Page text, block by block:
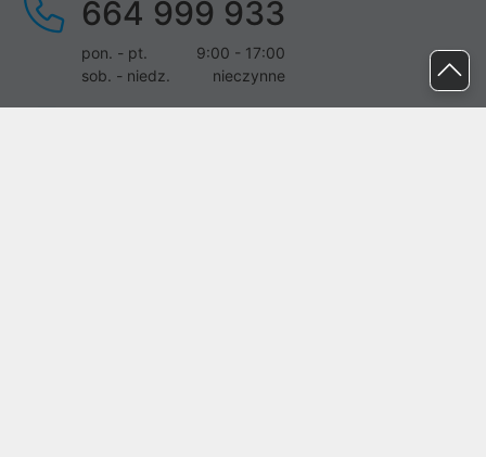
664 999 933
pon. - pt.
9:00 - 17:00
sob. - niedz.
nieczynne